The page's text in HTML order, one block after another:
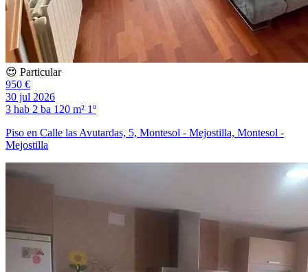
😍 Particular
950 €
30 jul 2026
3 hab 2 ba 120 m² 1º
Piso en Calle las Avutardas, 5, Montesol - Mejostilla, Montesol -
Mejostilla